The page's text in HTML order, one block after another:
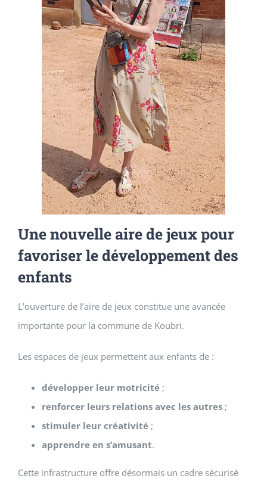
Une nouvelle aire de jeux pour
favoriser le développement des
enfants
L’ouverture de l’aire de jeux constitue une avancée
importante pour la commune de Koubri.
Les espaces de jeux permettent aux enfants de :
développer leur motricité ;
renforcer leurs relations avec les autres ;
stimuler leur créativité ;
apprendre en s’amusant.
Cette infrastructure offre désormais un cadre sécurisé